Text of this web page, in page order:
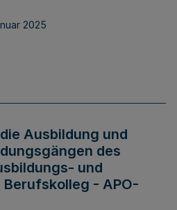
2025
Ausbildung und
des
und
- APO-